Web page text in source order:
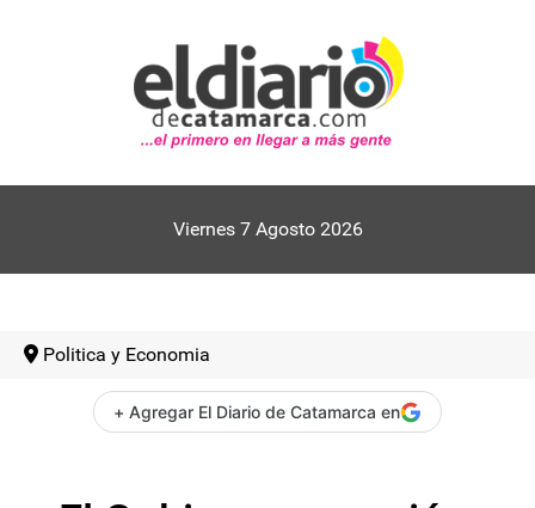
Viernes 7 Agosto 2026
Politica y Economia
+ Agregar El Diario de Catamarca en